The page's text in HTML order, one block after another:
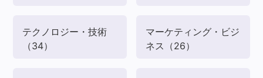
テクノロジー・技術
（34）
マーケティング・ビジ
ネス （26）